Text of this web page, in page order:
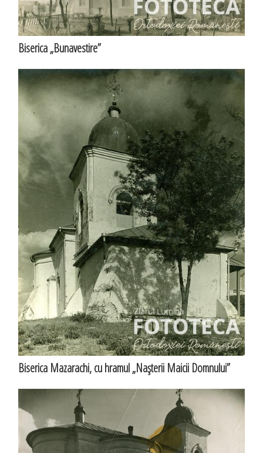
Biserica „Bunavestire”
Biserica Mazarachi, cu hramul „Naşterii Maicii Domnului”